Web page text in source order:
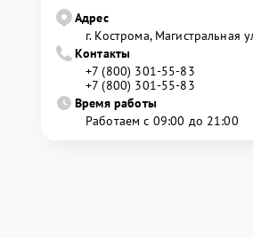
Адрес
г. Кострома, Магистральная
Контакты
+7 (800) 301-55-83
+7 (800) 301-55-83
Время работы
Работаем с 09:00 до 21:00